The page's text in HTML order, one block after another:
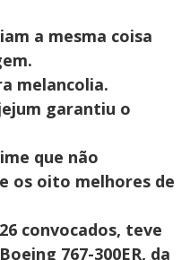
a mesma coisa
melancolia.
garantiu o
que não
os oito melhores de
convocados, teve
767-300ER, da